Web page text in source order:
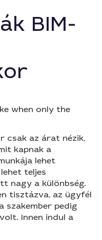
BIM-
when only the
csak az árat nézik,
kapnak a
lehet
teljes
nagy a különbség.
tisztázva, az ügyfél
szakember pedig
Innen indul a